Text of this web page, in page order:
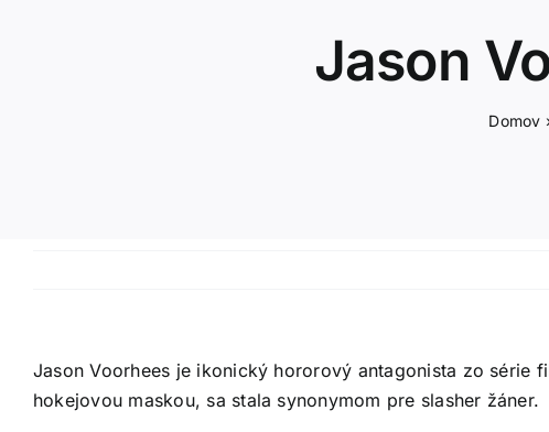
Jason
Domov
Jason Voorhees je ikonický hororový antagonista zo série
hokejovou maskou, sa stala synonymom pre slasher žáner.